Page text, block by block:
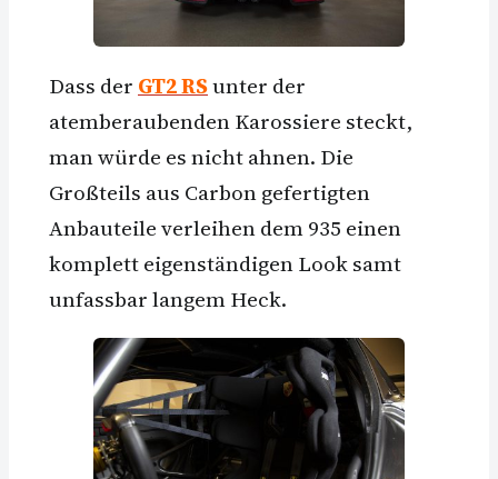
Dass der GT2 RSunter der
atemberaubenden Karossiere steckt,
man würde es nicht ahnen. Die
Großteils aus Carbon gefertigten
Anbauteile verleihen dem 935 einen
komplett eigenständigen Look samt
unfassbar langem Heck.